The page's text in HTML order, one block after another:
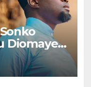
Diomaye
élections